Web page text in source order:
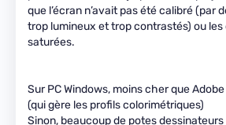
que l’écran n’avait pas été calibré (par
trop lumineux et trop contrastés) ou
saturées.
Sur PC Windows, moins cher que
(qui gère les profils colorimétriques)
Sinon, beaucoup de potes